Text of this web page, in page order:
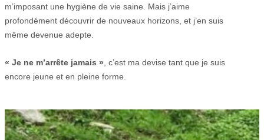
m’imposant une hygiène de vie saine. Mais j’aime
profondément découvrir de nouveaux horizons, et j’en suis
même devenue adepte.
« Je ne m’arrête jamais » , c’est ma devise tant que je suis
encore jeune et en pleine forme.